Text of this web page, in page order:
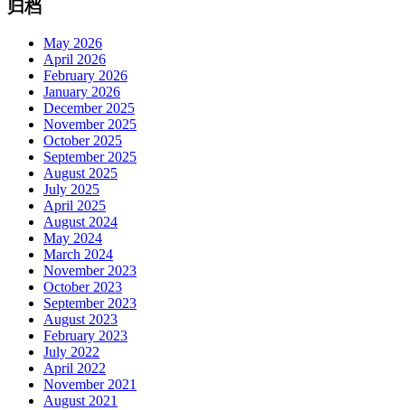
归档
May 2026
April 2026
February 2026
January 2026
December 2025
November 2025
October 2025
September 2025
August 2025
July 2025
April 2025
August 2024
May 2024
March 2024
November 2023
October 2023
September 2023
August 2023
February 2023
July 2022
April 2022
November 2021
August 2021